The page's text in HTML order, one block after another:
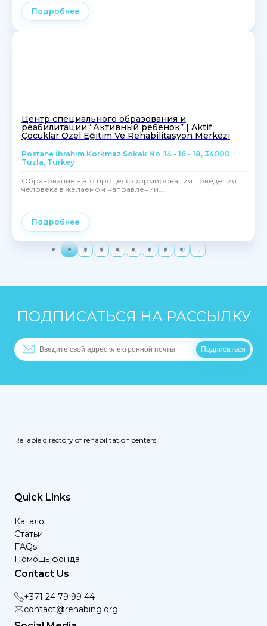
Подробнее
Центр специального образования и
реабилитации “Активный ребенок” | Aktif
Çocuklar Özel Eğitim Ve Rehabilitasyon Merkezi
Postane İbrahim Korkmaz Sokak No :14 - 16 - 18, 34000
Tuzla, Turkey
Образование – это процесс формирования поведения
человека в желаемом направлении....
Подробнее
1 2 3 4 … 8 9 10 →
ПОДПИСАТЬСЯ НА РАССЫЛКУ
Reliable directory of rehabilitation centers
Quick Links
Каталог
Статьи
FAQs
Помощь фонда
Contact Us
+371 24 79 99 44
contact@rehabing.org